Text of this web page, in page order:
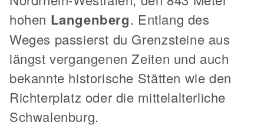
hohen Langenberg. Entlang des
Weges passierst du Grenzsteine aus
längst vergangenen Zeiten und auch
bekannte historische Stätten wie den
Richterplatz oder die mittelalterliche
Schwalenburg.